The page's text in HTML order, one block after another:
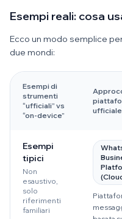
Esempi reali: cosa
Ecco un modo semplice
due mondi:
Esempi di
strumenti
“ufficiali” vs
“on-device”
ufficiale
Esempi
tipici
Non
esaustivo,
solo
riferimenti
familiari